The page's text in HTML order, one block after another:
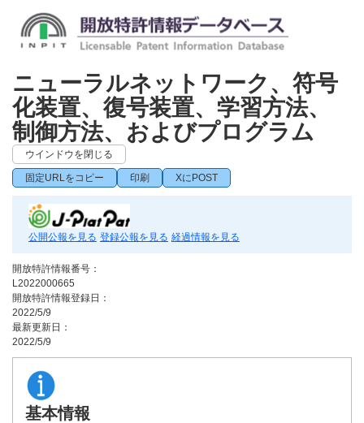
ニューラルネットワーク、符号
化装置、復号装置、学習方法、
制御方法、およびプログラム
ウインドウを閉じる
固定URLをコピー 印刷 XにPOST
公開公報を見る 登録公報を見る 経過情報を見る
開放特許情報番号：
L2022000665
開放特許情報登録日：
2022/5/9
最新更新日：
2022/5/9
基本情報